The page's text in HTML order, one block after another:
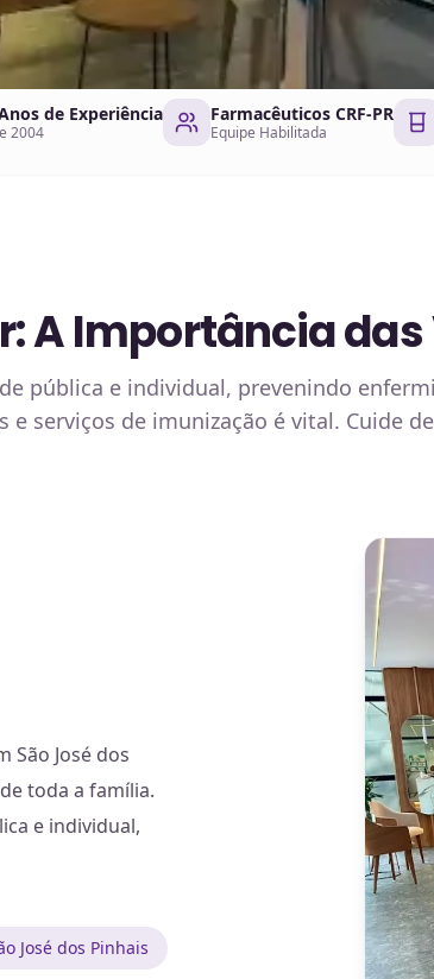
de Experiência
2004
Farmacêuticos CRF-PR
Equipe Habilitada
A Importância
pública e individual, prevenindo
serviços de imunização é vital. Cuide
São José dos
toda a família.
e individual,
José dos Pinhais